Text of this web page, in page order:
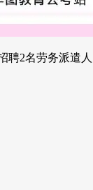
聘2名劳务派遣